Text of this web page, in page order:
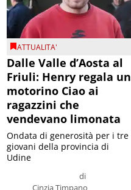
ATTUALITA'
Dalle Valle d’Aosta al
Friuli: Henry regala un
motorino Ciao ai
ragazzini che
vendevano limonata
di
Cinzia Timpano
Ondata di generosità per i tre
giovani della provincia di
Udine